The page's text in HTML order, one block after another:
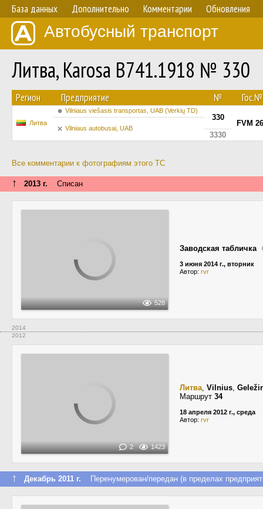
База данных Дополнительно Комментарии Обновления
Автобусный транспорт
Литва, Karosa B741.1918 № 330
Регион Предприятие № Гос.№
Литва
Vilniaus viešasis transportas, UAB (Verkių TD)
330
FVM
Vilniaus autobusai, UAB
3330
Все комментарии к фотографиям этого ТС
↑ 2013 г. Списан
528
Заводская табличка
3 июня 2014 г., вторник
Автор: rvr
2014
2012
2 1423
Литва, Vilnius,
Маршрут 34
18 апреля 2012 г., среда
Автор: rvr
↑ Декабрь 2011 г. Перенумерован/передан (в пределах